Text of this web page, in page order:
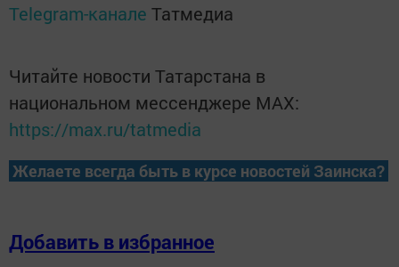
Telegram-канале Татмедиа
Читайте новости Татарстана в
национальном мессенджере MАХ:
https://max.ru/tatmedia
Желаете всегда быть в курсе новостей Заинска?
Добавить в избранное